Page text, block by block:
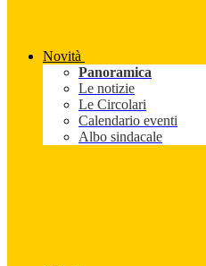
Novità
Panoramica
Le notizie
Le Circolari
Calendario eventi
Albo sindacale